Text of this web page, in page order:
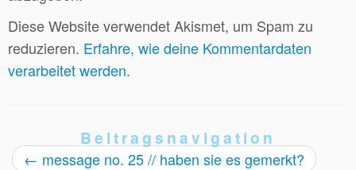
Diese Website verwendet Akismet, um Spam zu
reduzieren. Erfahre, wie deine Kommentardaten
verarbeitet werden.
Beitragsnavigation
← message no. 25 // haben sie es gemerkt?